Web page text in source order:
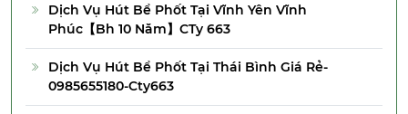
Dịch Vụ Hút Bể Phốt Tại Vĩnh Yên Vĩnh
Phúc【Bh 10 Năm】CTy 663
Dịch Vụ Hút Bể Phốt Tại Thái Bình Giá Rẻ-
0985655180-Cty663